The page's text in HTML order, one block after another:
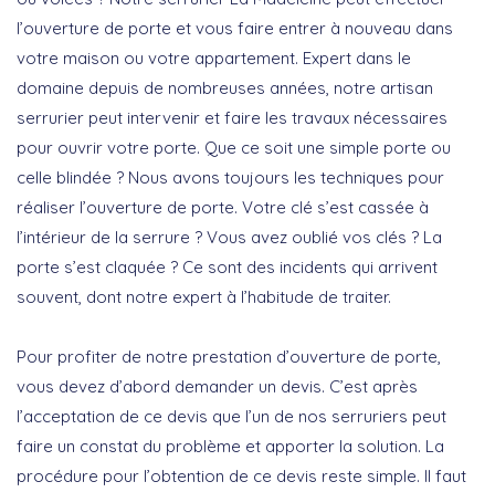
l’ouverture de porte et vous faire entrer à nouveau dans
votre maison ou votre appartement. Expert dans le
domaine depuis de nombreuses années, notre artisan
serrurier peut intervenir et faire les travaux nécessaires
pour ouvrir votre porte. Que ce soit une simple porte ou
celle blindée ? Nous avons toujours les techniques pour
réaliser l’ouverture de porte. Votre clé s’est cassée à
l’intérieur de la serrure ? Vous avez oublié vos clés ? La
porte s’est claquée ? Ce sont des incidents qui arrivent
souvent, dont notre expert à l’habitude de traiter.
Pour profiter de notre prestation d’ouverture de porte,
vous devez d’abord demander un devis. C’est après
l’acceptation de ce devis que l’un de nos serruriers peut
faire un constat du problème et apporter la solution. La
procédure pour l’obtention de ce devis reste simple. Il faut